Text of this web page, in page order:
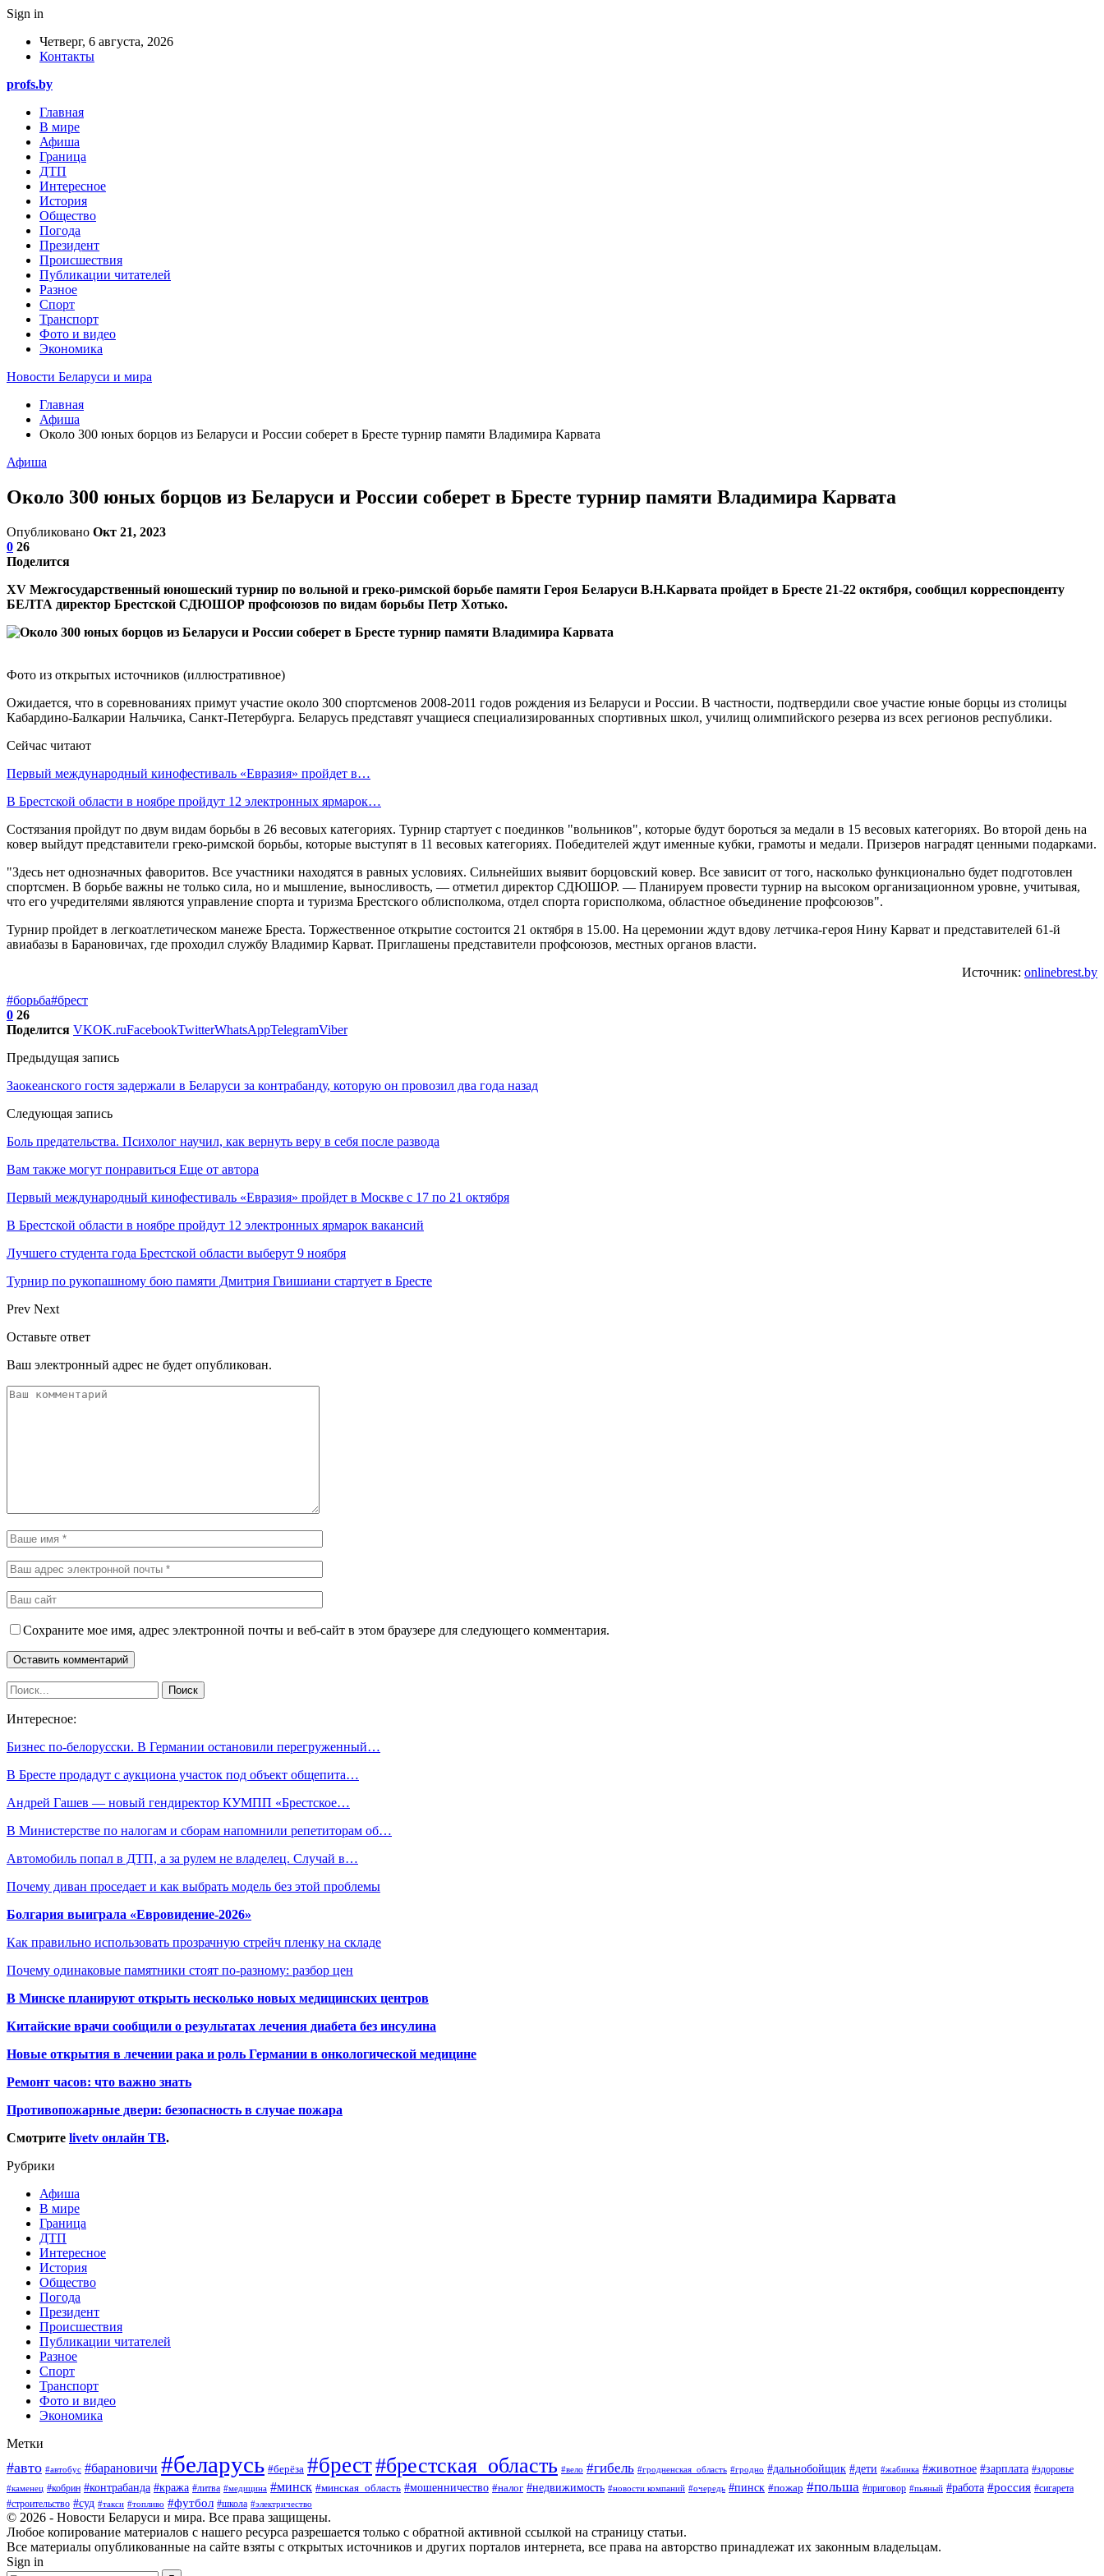
Sign in
Четверг, 6 августа, 2026
Контакты
profs.by
Главная
В мире
Афиша
Граница
ДТП
Интересное
История
Общество
Погода
Президент
Происшествия
Публикации читателей
Разное
Спорт
Транспорт
Фото и видео
Экономика
Новости Беларуси и мира
Главная
Афиша
Около 300 юных борцов из Беларуси и России соберет в Бресте турнир памяти Владимира Карвата
Афиша
Около 300 юных борцов из Беларуси и России соберет в Бресте турнир памяти Владимира Карвата
Опубликовано Окт 21, 2023
0 26
Поделится
XV Межгосударственный юношеский турнир по вольной и греко-римской борьбе памяти Героя Беларуси В.Н.Карвата пройдет в Бресте 21-22 октября, сообщил корреспонденту
БЕЛТА директор Брестской СДЮШОР профсоюзов по видам борьбы Петр Хотько.
Фото из открытых источников (иллюстративное)
Ожидается, что в соревнованиях примут участие около 300 спортсменов 2008-2011 годов рождения из Беларуси и России. В частности, подтвердили свое участие юные борцы из столицы
Кабардино-Балкарии Нальчика, Санкт-Петербурга. Беларусь представят учащиеся специализированных спортивных школ, училищ олимпийского резерва из всех регионов республики.
Сейчас читают
Первый международный кинофестиваль «Евразия» пройдет в…
В Брестской области в ноябре пройдут 12 электронных ярмарок…
Состязания пройдут по двум видам борьбы в 26 весовых категориях. Турнир стартует с поединков "вольников", которые будут бороться за медали в 15 весовых категориях. Во второй день на
ковер выйдут представители греко-римской борьбы, которые выступят в 11 весовых категориях. Победителей ждут именные кубки, грамоты и медали. Призеров наградят ценными подарками.
"Здесь нет однозначных фаворитов. Все участники находятся в равных условиях. Сильнейших выявит борцовский ковер. Все зависит от того, насколько функционально будет подготовлен
спортсмен. В борьбе важны не только сила, но и мышление, выносливость, — отметил директор СДЮШОР. — Планируем провести турнир на высоком организационном уровне, учитывая,
что его учредителями являются управление спорта и туризма Брестского облисполкома, отдел спорта горисполкома, областное объединение профсоюзов".
Турнир пройдет в легкоатлетическом манеже Бреста. Торжественное открытие состоится 21 октября в 15.00. На церемонии ждут вдову летчика-героя Нину Карват и представителей 61-й
авиабазы в Барановичах, где проходил службу Владимир Карват. Приглашены представители профсоюзов, местных органов власти.
Источник: onlinebrest.by
#борьба#брест
0 26
Поделится VKOK.ruFacebookTwitterWhatsAppTelegramViber
Предыдущая запись
Заокеанского гостя задержали в Беларуси за контрабанду, которую он провозил два года назад
Следующая запись
Боль предательства. Психолог научил, как вернуть веру в себя после развода
Вам также могут понравиться Еще от автора
Первый международный кинофестиваль «Евразия» пройдет в Москве с 17 по 21 октября
В Брестской области в ноябре пройдут 12 электронных ярмарок вакансий
Лучшего студента года Брестской области выберут 9 ноября
Турнир по рукопашному бою памяти Дмитрия Гвишиани стартует в Бресте
Prev Next
Оставьте ответ
Ваш электронный адрес не будет опубликован.
Сохраните мое имя, адрес электронной почты и веб-сайт в этом браузере для следующего комментария.
Интересное:
Бизнес по-белорусски. В Германии остановили перегруженный…
В Бресте продадут с аукциона участок под объект общепита…
Андрей Гашев — новый гендиректор КУМПП «Брестское…
В Министерстве по налогам и сборам напомнили репетиторам об…
Автомобиль попал в ДТП, а за рулем не владелец. Случай в…
Почему диван проседает и как выбрать модель без этой проблемы
Болгария выиграла «Евровидение-2026»
Как правильно использовать прозрачную стрейч пленку на складе
Почему одинаковые памятники стоят по-разному: разбор цен
В Минске планируют открыть несколько новых медицинских центров
Китайские врачи сообщили о результатах лечения диабета без инсулина
Новые открытия в лечении рака и роль Германии в онкологической медицине
Ремонт часов: что важно знать
Противопожарные двери: безопасность в случае пожара
Смотрите livetv онлайн ТВ.
Рубрики
Афиша
В мире
Граница
ДТП
Интересное
История
Общество
Погода
Президент
Происшествия
Публикации читателей
Разное
Спорт
Транспорт
Фото и видео
Экономика
Метки
#авто #автобус #барановичи #беларусь #берёза #брест#брестская_область #вело #гибель #гродненская_область #гродно #дальнобойщик #дети #жабинка #животное #зарплата #здоровье
#каменец #кобрин #контрабанда #кража #литва #медицина #минск #минская_область #мошенничество #налог #недвижимость #новости компаний #очередь #пинск #пожар #польша #приговор #пьяный #работа #россия #сигарета
#строительство #суд #такси #топливо #футбол #школа #электричество
© 2026 - Новости Беларуси и мира. Все права защищены.
Любое копирование материалов с нашего ресурса разрешается только с обратной активной ссылкой на страницу статьи.
Все материалы опубликованные на сайте взяты с открытых источников и других порталов интернета, все права на авторство принадлежат их законным владельцам.
Sign in